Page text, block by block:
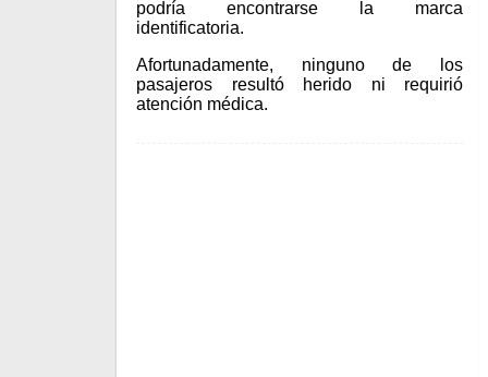
podría encontrarse la marca
identificatoria.
Afortunadamente, ninguno de los
pasajeros resultó herido ni requirió
atención médica.